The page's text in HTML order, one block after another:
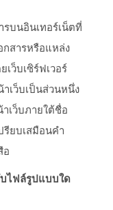
รบนอินเทอร์เน็ตที่
กสารหรือแหล่ง
เว็บเซิร์ฟเวอร์
าเว็บเป็นส่วนหนึ่ง
เว็บภายใต้ชื่อ
รียบเสมือนคำ
อ
บไฟล์รูปแบบใด